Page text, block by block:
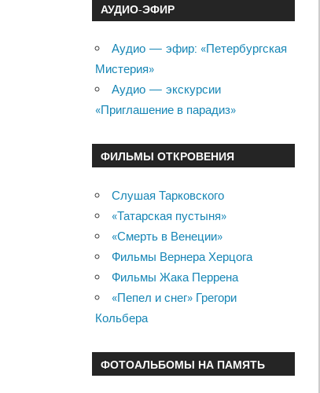
АУДИО-ЭФИР
Аудио — эфир: «Петербургская
Мистерия»
Аудио — экскурсии
«Приглашение в парадиз»
ФИЛЬМЫ ОТКРОВЕНИЯ
Слушая Тарковского
«Татарская пустыня»
«Смерть в Венеции»
Фильмы Вернера Херцога
Фильмы Жака Перрена
«Пепел и снег» Грегори
Кольбера
ФОТОАЛЬБОМЫ НА ПАМЯТЬ